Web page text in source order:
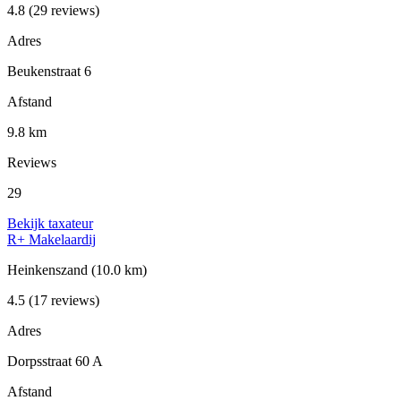
4.8 (29 reviews)
Adres
Beukenstraat 6
Afstand
9.8 km
Reviews
29
Bekijk taxateur
R+ Makelaardij
Heinkenszand (10.0 km)
4.5 (17 reviews)
Adres
Dorpsstraat 60 A
Afstand